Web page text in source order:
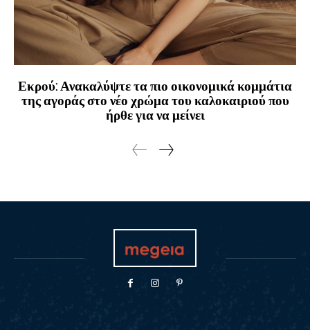
Εκρού: Ανακαλύψτε τα πιο οικονομικά κομμάτια
της αγοράς στο νέο χρώμα του καλοκαιριού που
ήρθε για να μείνει